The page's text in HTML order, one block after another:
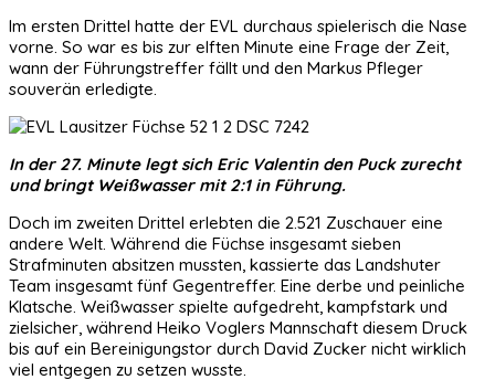
Im ersten Drittel hatte der EVL durchaus spielerisch die Nase
vorne. So war es bis zur elften Minute eine Frage der Zeit,
wann der Führungstreffer fällt und den Markus Pfleger
souverän erledigte.
In der 27. Minute legt sich Eric Valentin den Puck zurecht
und bringt Weißwasser mit 2:1 in Führung.
Doch im zweiten Drittel erlebten die 2.521 Zuschauer eine
andere Welt. Während die Füchse insgesamt sieben
Strafminuten absitzen mussten, kassierte das Landshuter
Team insgesamt fünf Gegentreffer. Eine derbe und peinliche
Klatsche. Weißwasser spielte aufgedreht, kampfstark und
zielsicher, während Heiko Voglers Mannschaft diesem Druck
bis auf ein Bereinigungstor durch David Zucker nicht wirklich
viel entgegen zu setzen wusste.